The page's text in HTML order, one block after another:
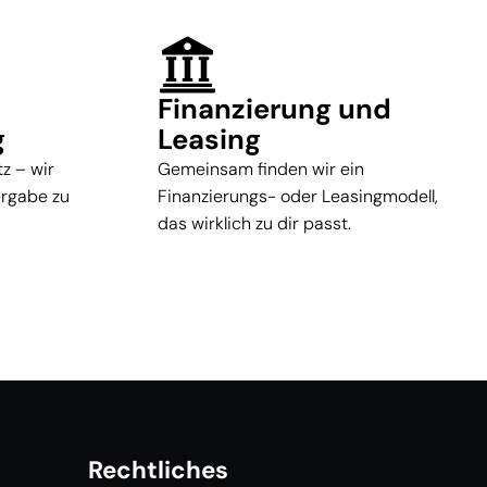
– wir
zu
Finanzierung und
Leasing
Gemeinsam finden wir ein
Finanzierungs- oder Leasingmodell,
das wirklich zu dir passt.
Rechtliches